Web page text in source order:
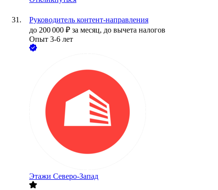
Руководитель контент-направления
до 200 000 ₽ за месяц, до вычета налогов
Опыт 3-6 лет
Этажи Северо-Запад